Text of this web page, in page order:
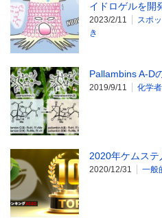
イドロゲルを開
2023/2/11 スポ
き
Pallambins A-D
2019/9/11 化学
2020年ケムス
2020/12/31 一般